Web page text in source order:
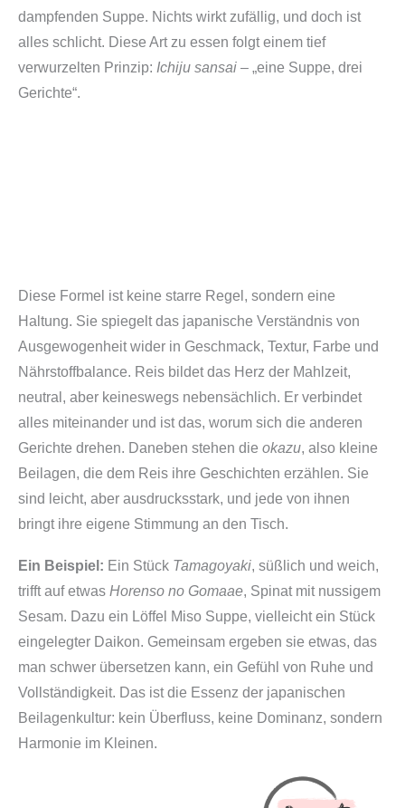
dampfenden Suppe. Nichts wirkt zufällig, und doch ist
alles schlicht. Diese Art zu essen folgt einem tief
verwurzelten Prinzip: Ichiju sansai – „eine Suppe, drei
Gerichte“.
Diese Formel ist keine starre Regel, sondern eine
Haltung. Sie spiegelt das japanische Verständnis von
Ausgewogenheit wider in Geschmack, Textur, Farbe und
Nährstoffbalance. Reis bildet das Herz der Mahlzeit,
neutral, aber keineswegs nebensächlich. Er verbindet
alles miteinander und ist das, worum sich die anderen
Gerichte drehen. Daneben stehen die okazu, also kleine
Beilagen, die dem Reis ihre Geschichten erzählen. Sie
sind leicht, aber ausdrucksstark, und jede von ihnen
bringt ihre eigene Stimmung an den Tisch.
Ein Beispiel: Ein Stück Tamagoyaki, süßlich und weich,
trifft auf etwas Horenso no Gomaae, Spinat mit nussigem
Sesam. Dazu ein Löffel Miso Suppe, vielleicht ein Stück
eingelegter Daikon. Gemeinsam ergeben sie etwas, das
man schwer übersetzen kann, ein Gefühl von Ruhe und
Vollständigkeit. Das ist die Essenz der japanischen
Beilagenkultur: kein Überfluss, keine Dominanz, sondern
Harmonie im Kleinen.